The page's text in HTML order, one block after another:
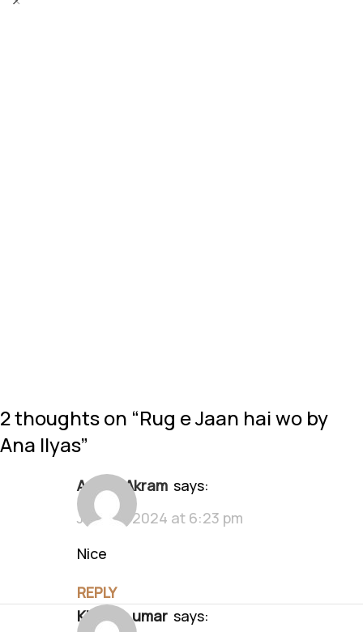
2 thoughts on “Rug e Jaan hai wo by
Ana Ilyas”
Adnan Akram says:
July 22, 2024 at 6:23 pm
Nice
REPLY
Khadija umar says: